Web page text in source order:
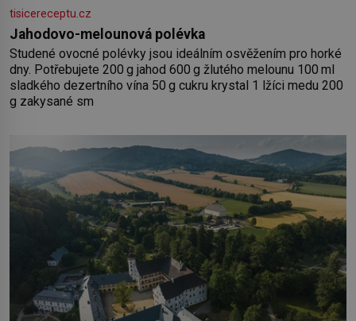
tisicereceptu.cz
Jahodovo-melounová polévka
Studené ovocné polévky jsou ideálním osvěžením pro horké
dny. Potřebujete 200 g jahod 600 g žlutého melounu 100 ml
sladkého dezertního vína 50 g cukru krystal 1 lžíci medu 200
g zakysané sm